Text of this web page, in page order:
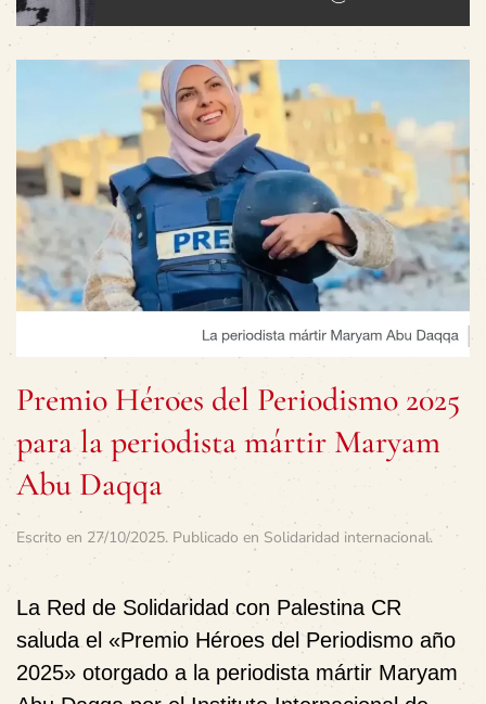
Premio Héroes del Periodismo 2025
para la periodista mártir Maryam
Abu Daqqa
Escrito en 27/10/2025. Publicado en Solidaridad internacional.
La Red de Solidaridad con Palestina CR
saluda el «Premio Héroes del Periodismo año
2025» otorgado a la periodista mártir Maryam